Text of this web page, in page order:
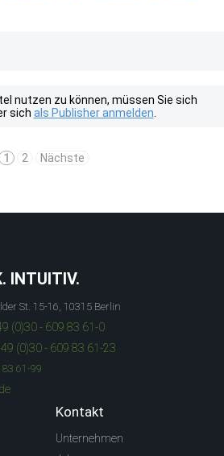
nutzen zu können, müssen Sie sich
sich als Publisher anmelden
1 2 Nächste
INTUITIV.
St. 15-16, 10315 Berlin
(0)30 - 609 83 61-0
(0)30 - 609 83 61-23
61-99
Kontakt
Unternehmen